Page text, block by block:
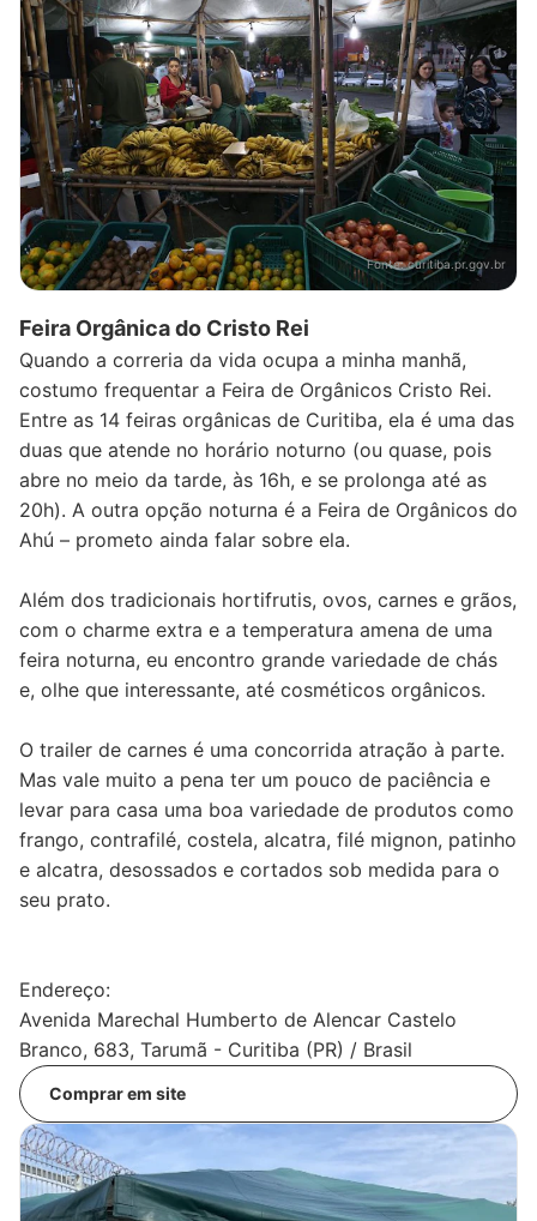
Fonte:curitiba.pr.gov.br
Feira Orgânica do Cristo Rei
Quando a correria da vida ocupa a minha manhã,
costumo frequentar a Feira de Orgânicos Cristo Rei.
Entre as 14 feiras orgânicas de Curitiba, ela é uma das
duas que atende no horário noturno (ou quase, pois
abre no meio da tarde, às 16h, e se prolonga até as
20h). A outra opção noturna é a Feira de Orgânicos do
Ahú – prometo ainda falar sobre ela.
Além dos tradicionais hortifrutis, ovos, carnes e grãos,
com o charme extra e a temperatura amena de uma
feira noturna, eu encontro grande variedade de chás
e, olhe que interessante, até cosméticos orgânicos.
O trailer de carnes é uma concorrida atração à parte.
Mas vale muito a pena ter um pouco de paciência e
levar para casa uma boa variedade de produtos como
frango, contrafilé, costela, alcatra, filé mignon, patinho
e alcatra, desossados e cortados sob medida para o
seu prato.
Endereço:
Avenida Marechal Humberto de Alencar Castelo
Branco, 683, Tarumã - Curitiba (PR) / Brasil
Comprar em site